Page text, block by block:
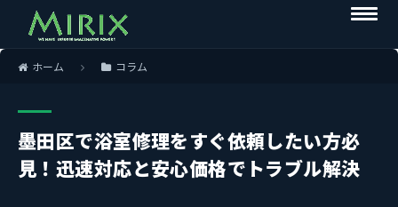
ホーム コラム
墨田区で浴室修理をすぐ依頼したい方必
見！迅速対応と安心価格でトラブル解決